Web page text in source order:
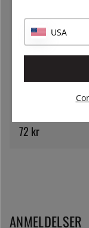
Friterte
72 kr
ANMELDELSER
USA